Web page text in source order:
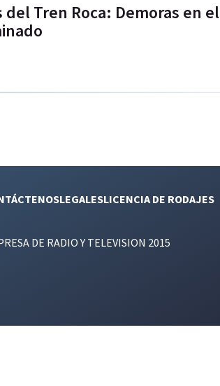
Tren Roca: Demoras en el
LEGALESLICENCIA DE RODAJES
DE RADIO Y TELEVISION 2015